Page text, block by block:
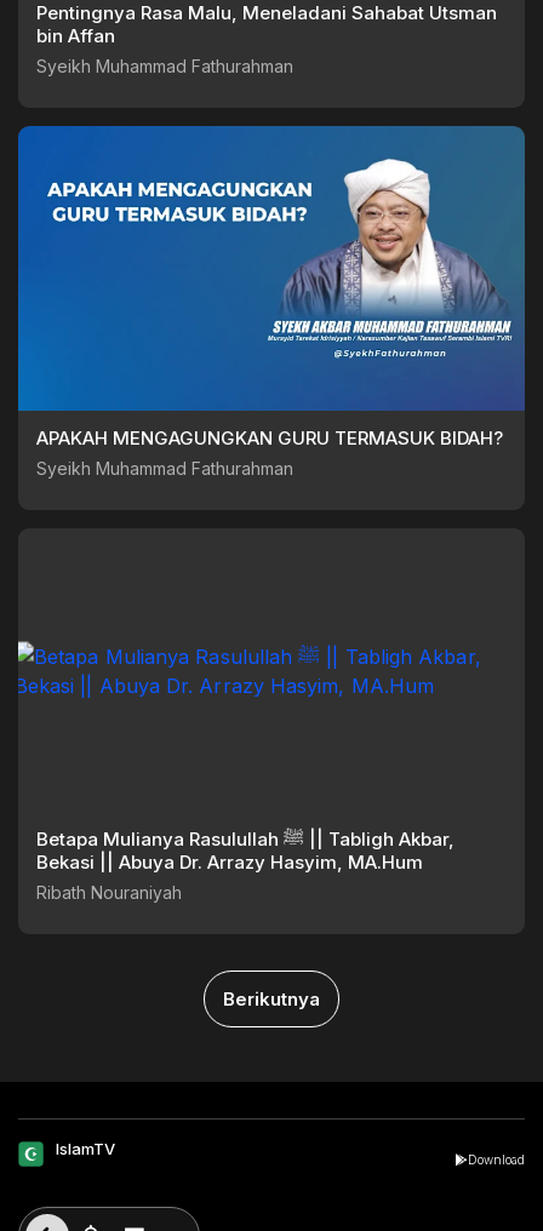
Pentingnya Rasa Malu, Meneladani Sahabat Utsman
bin Affan
Syeikh Muhammad Fathurahman
APAKAH MENGAGUNGKAN GURU TERMASUK BIDAH?
Syeikh Muhammad Fathurahman
Betapa Mulianya Rasulullah ﷺ || Tabligh Akbar,
Bekasi || Abuya Dr. Arrazy Hasyim, MA.Hum
Ribath Nouraniyah
Berikutnya
IslamTV
Download